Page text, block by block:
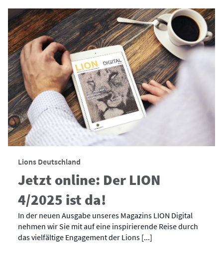
Lions Deutschland
Jetzt online: Der LION
4/2025 ist da!
In der neuen Ausgabe unseres Magazins LION Digital
nehmen wir Sie mit auf eine inspirierende Reise durch
das vielfältige Engagement der Lions [...]